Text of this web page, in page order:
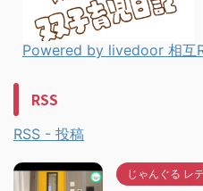
Powered by livedoor 相互
RSS
RSS - 投稿
じゃんぐる レ